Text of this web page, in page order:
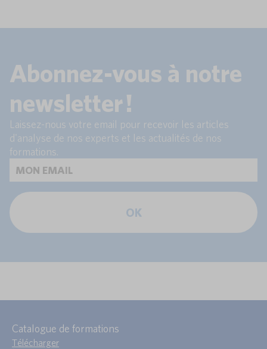
Abonnez-vous à notre
newsletter !
Laissez-nous votre email pour recevoir les articles
d'analyse de nos experts et les actualités de nos
formations.
OK
Catalogue de formations
Télécharger